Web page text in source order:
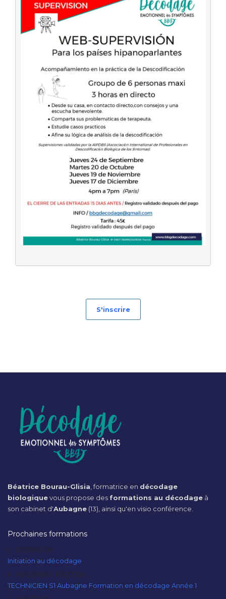
S'inscrire
Béatrice Bourau-Glisia , formatrice en décodage
biologiquevous propose des formations au décodage à
son cabinet d'Aubagne (13), ainsi qu'en visio conférence.
Prochaines formations
20/09/2026
Initiation au décodage
10/10/2026 - 11/10/2026
TECHNICIEN S1 Aubagne Formation en décodage Année 1